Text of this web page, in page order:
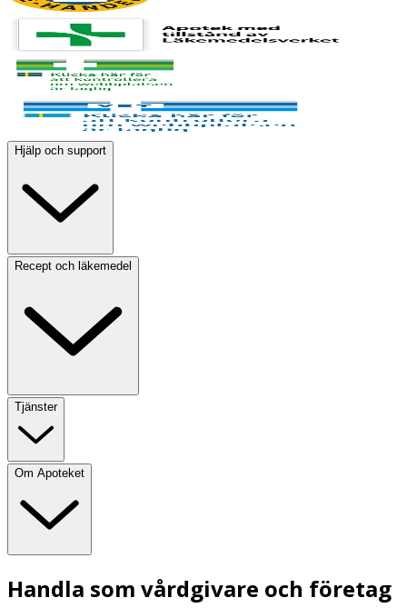
Hjälp och support
Recept och läkemedel
Tjänster
Om Apoteket
Handla som vårdgivare och företag